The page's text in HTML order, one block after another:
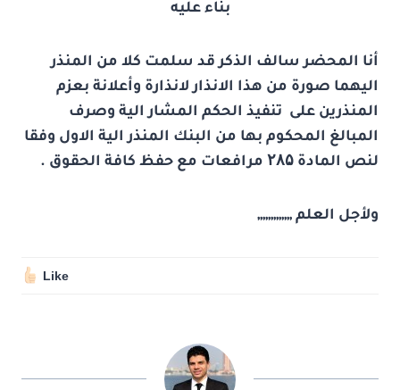
بناء عليه
أنا المحضر سالف الذكر قد سلمت كلا من المنذر
اليهما صورة من هذا الانذار لانذارة وأعلانة بعزم
المنذرين على تنفيذ الحكم المشار الية وصرف
المبالغ المحكوم بها من البنك المنذر الية الاول وفقا
لنص المادة ۲۸۵ مرافعات مع حفظ كافة الحقوق .
ولأجل العلم ,,,,,,,,,,,,,
Like